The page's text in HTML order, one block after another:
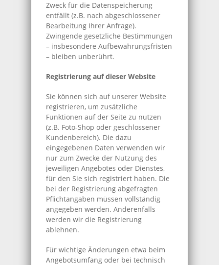
Zweck für die Datenspeicherung
entfällt (z.B. nach abgeschlossener
Bearbeitung Ihrer Anfrage).
Zwingende gesetzliche Bestimmungen
– insbesondere Aufbewahrungsfristen
– bleiben unberührt.
Registrierung auf dieser Website
Sie können sich auf unserer Website
registrieren, um zusätzliche
Funktionen auf der Seite zu nutzen
(z.B. Foto-Shop oder geschlossener
Kundenbereich). Die dazu
eingegebenen Daten verwenden wir
nur zum Zwecke der Nutzung des
jeweiligen Angebotes oder Dienstes,
für den Sie sich registriert haben. Die
bei der Registrierung abgefragten
Pflichtangaben müssen vollständig
angegeben werden. Anderenfalls
werden wir die Registrierung
ablehnen.
Für wichtige Änderungen etwa beim
Angebotsumfang oder bei technisch